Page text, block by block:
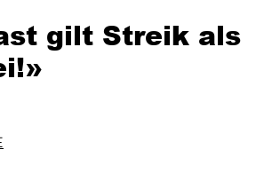
gilt Streik als